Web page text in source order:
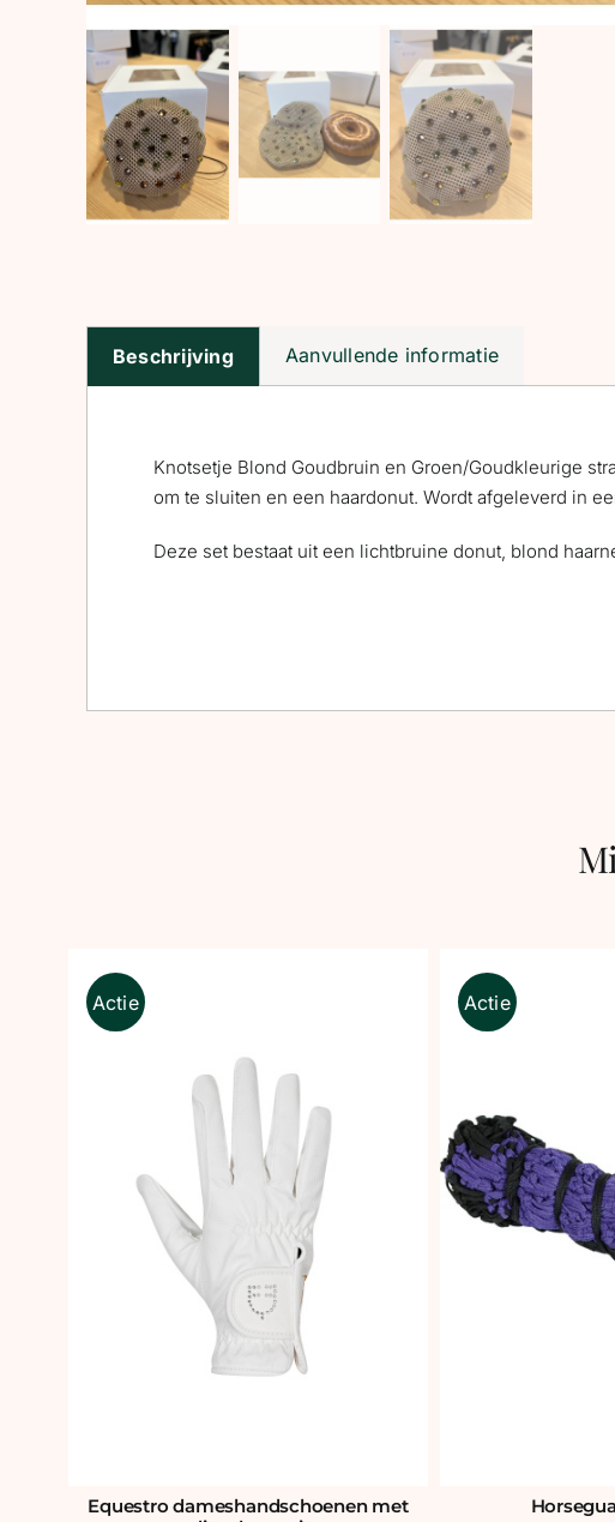
Beschrijving Aanvullende informatie
Knotsetje Blond Goudbruin en Groen/Goudkleurige
om te sluiten en een haardonut. Wordt afgeleverd in
Deze set bestaat uit een lichtbruine donut, blond
Actie
Equestro dameshandschoenen met
Actie